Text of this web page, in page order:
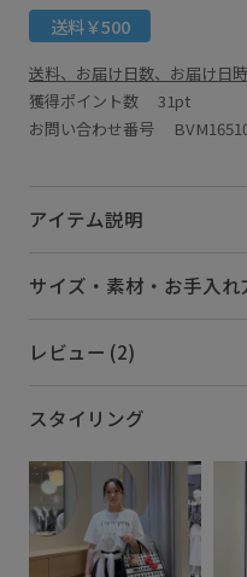
送料￥500
送料、お届け日数、お届け日
獲得ポイント数 31pt
お問い合わせ番号
アイテム説明
サイズ・素材・お手入れ
レビュー (2)
スタイリング